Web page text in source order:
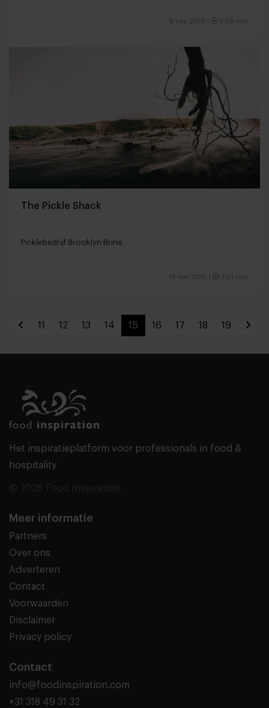
9 juni 2016 | 2:58 min
The Pickle Shack
Picklebedrijf Brooklyn Brine
19 mei 2016 | 7:01 min
11 12 13 14 15 16 17 18 19
Het inspiratieplatform voor professionals in food &
hospitality
Meer informatie
Partners
Over ons
Adverteren
Contact
Voorwaarden
Disclaimer
Privacy policy
Contact
info@foodinspiration.com
+31 318 49 31 32